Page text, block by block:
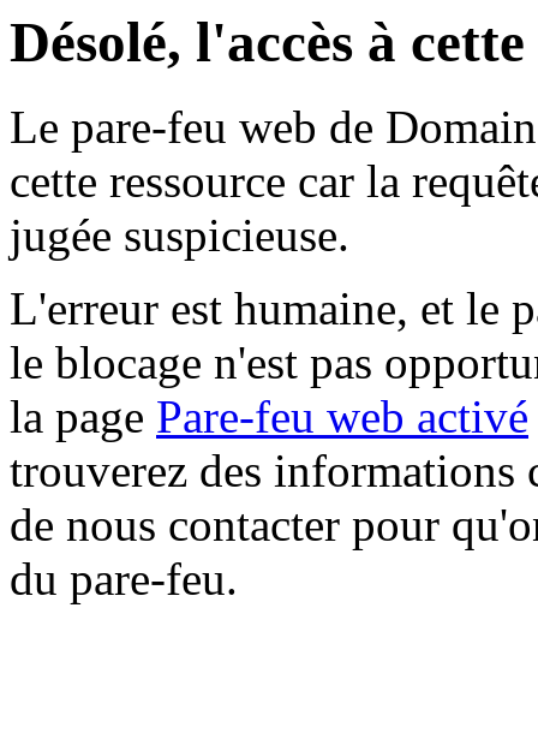
Désolé, l'accès à
Le pare-feu web de
cette ressource car la
jugée suspicieuse.
L'erreur est humaine, et le
le blocage n'est pas
la page Pare-feu web activé
trouverez des informations
de nous contacter pour
du pare-feu.